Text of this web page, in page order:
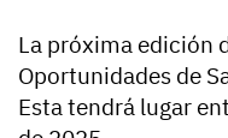
La próxima edición
Oportunidades de
Esta tendrá lugar